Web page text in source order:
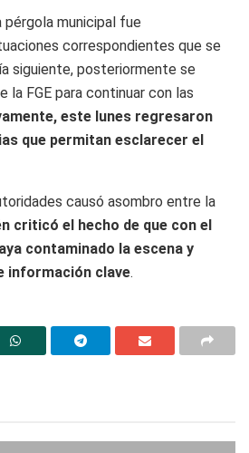
pérgola municipal fue
correspondientes que se
siguiente, posteriormente se
la FGE para continuar con las
este lunes regresaron
que permitan esclarecer el
causó asombro entre la
criticó el hecho de que con el
contaminado la escena y
información clave.